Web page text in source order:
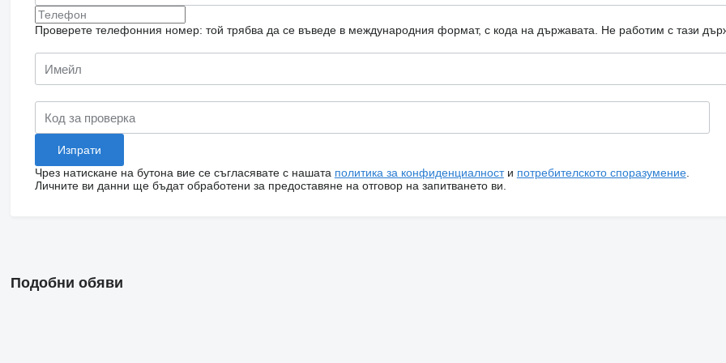
Проверете телефонния номер: той трябва да се въведе в международния формат, с кода на държавата. Не работим с тази
Чрез натискане на бутона вие се съгласявате с нашата политика за конфиденциалности потребителското споразумение.
Личните ви данни ще бъдат обработени за предоставяне на отговор на запитването ви.
Подобни обяви